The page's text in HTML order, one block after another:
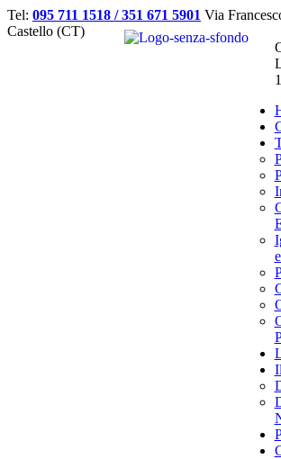
Tel: 095 711 1518 / 351 671 5901 Via
Castello (CT)